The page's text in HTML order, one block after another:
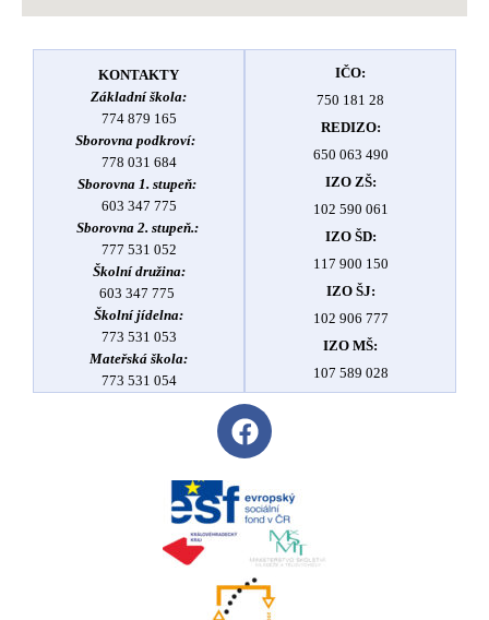
KONTAKTY
Základní škola:
774 879 165
Sborovna podkroví:
778 031 684
Sborovna 1. stupeň:
603 347 775
Sborovna 2. stupeň.:
777 531 052
Školní družina:
603 347 775
Školní jídelna:
773 531 053
Mateřská škola:
773 531 054
IČO:
750 181 28
REDIZO:
650 063 490
IZO ZŠ:
102 590 061
IZO ŠD:
117 900 150
IZO ŠJ:
102 906 777
IZO MŠ:
107 589 028